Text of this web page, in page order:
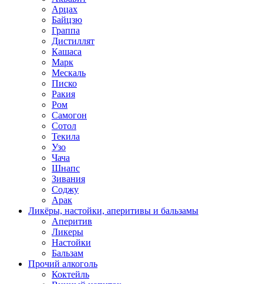
Арцах
Байцзю
Граппа
Дистиллят
Кашаса
Марк
Мескаль
Писко
Ракия
Ром
Самогон
Сотол
Текила
Узо
Чача
Шнапс
Зивания
Соджу
Арак
Ликёры, настойки, аперитивы и бальзамы
Аперитив
Ликеры
Настойки
Бальзам
Прочий алкоголь
Коктейль